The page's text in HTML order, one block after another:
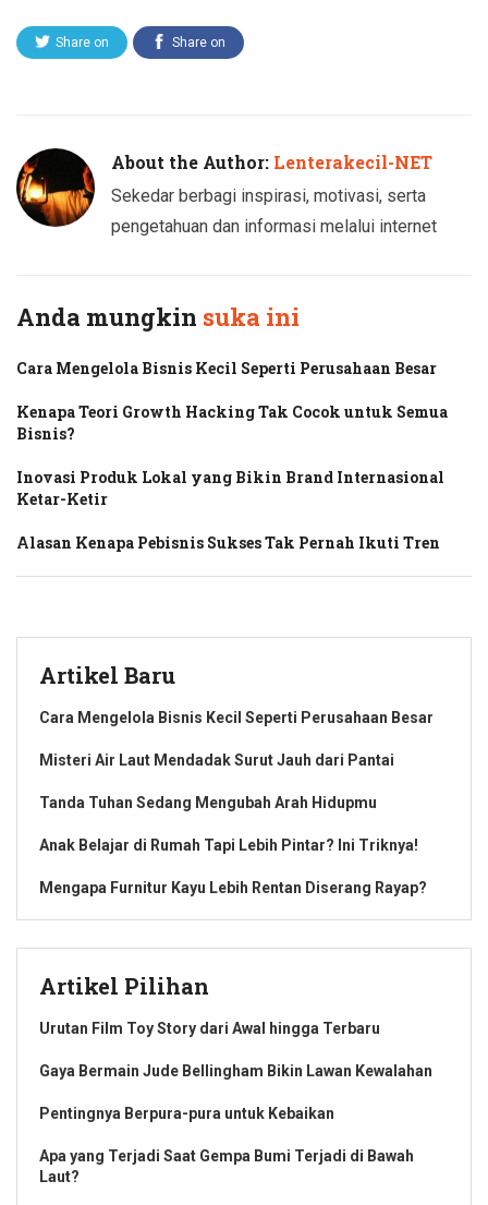
Share on Share on
About the Author: Lenterakecil-NET
Sekedar berbagi inspirasi, motivasi, serta
pengetahuan dan informasi melalui internet
Anda mungkin suka ini
Cara Mengelola Bisnis Kecil Seperti Perusahaan Besar
Kenapa Teori Growth Hacking Tak Cocok untuk Semua
Bisnis?
Inovasi Produk Lokal yang Bikin Brand Internasional
Ketar-Ketir
Alasan Kenapa Pebisnis Sukses Tak Pernah Ikuti Tren
Artikel Baru
Cara Mengelola Bisnis Kecil Seperti Perusahaan Besar
Misteri Air Laut Mendadak Surut Jauh dari Pantai
Tanda Tuhan Sedang Mengubah Arah Hidupmu
Anak Belajar di Rumah Tapi Lebih Pintar? Ini Triknya!
Mengapa Furnitur Kayu Lebih Rentan Diserang Rayap?
Artikel Pilihan
Urutan Film Toy Story dari Awal hingga Terbaru
Gaya Bermain Jude Bellingham Bikin Lawan Kewalahan
Pentingnya Berpura-pura untuk Kebaikan
Apa yang Terjadi Saat Gempa Bumi Terjadi di Bawah
Laut?